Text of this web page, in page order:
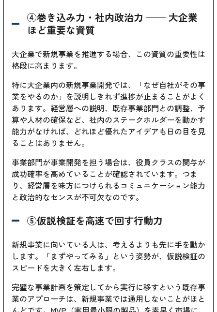
④巻き込み力・社内政治力 ── 大企業
ほど重要な資質
大企業で新規事業を推進する場合、この資質の重要性は
格段に高まります。
特に大企業内の新規事業開発では、「なぜ自社がその事
業をやるのか」を説明しきれず進捗が止まることがよく
あります。経営層への説明、既存事業部門との調整、予
算や人材の確保など、社内のステークホルダーを動かす
能力がなければ、どれほど優れたアイデアも日の目を見
ることはありません。
事業部門が事業開発を担う場合は、役員クラスの関与が
成功確率を高めていることが確認されています。つま
り、経営層を味方につけられるコミュニケーション能力
と政治的なセンスが不可欠なのです。
⑤仮説検証を高速で回す行動力
新規事業に向いている人は、考えるよりも先に手を動か
します。「まずやってみる」という姿勢が、仮説検証の
スピードを大きく左右します。
完璧な事業計画を策定してから実行に移すという既存事
業のアプローチは、新規事業では通用しないことがほと